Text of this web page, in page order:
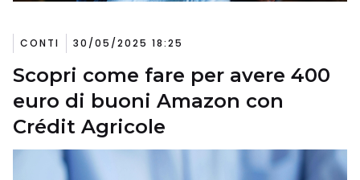
CONTI 30/05/2025 18:25
Scopri come fare per avere 400
euro di buoni Amazon con
Crédit Agricole